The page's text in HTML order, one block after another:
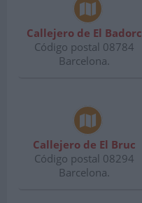
Callejero de El Badorc
Código postal 08784
Barcelona.
Callejero de El Bruc
Código postal 08294
Barcelona.